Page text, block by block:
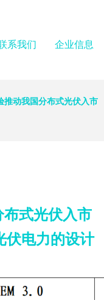
系我们 企业信息
推动我国分布式光伏入市
式光伏入市
伏电力的设计